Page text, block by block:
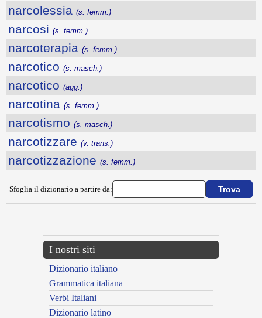
narcolessia (s. femm.)
narcosi (s. femm.)
narcoterapia (s. femm.)
narcotico (s. masch.)
narcotico (agg.)
narcotina (s. femm.)
narcotismo (s. masch.)
narcotizzare (v. trans.)
narcotizzazione (s. femm.)
Sfoglia il dizionario a partire da:
I nostri siti
Dizionario italiano
Grammatica italiana
Verbi Italiani
Dizionario latino